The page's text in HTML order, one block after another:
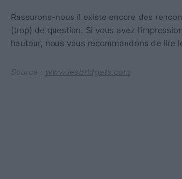
Rassurons-nous il existe encore des
(trop) de question. Si vous avez
hauteur, nous vous recommandons de lire
Source : www.lesbridgets.com